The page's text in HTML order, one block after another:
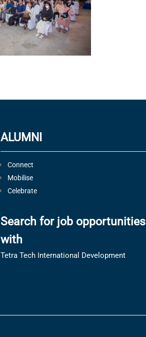
ALUMNI
Connect
Mobilise
Celebrate
Search for job opportunities
with
Tetra Tech International Development